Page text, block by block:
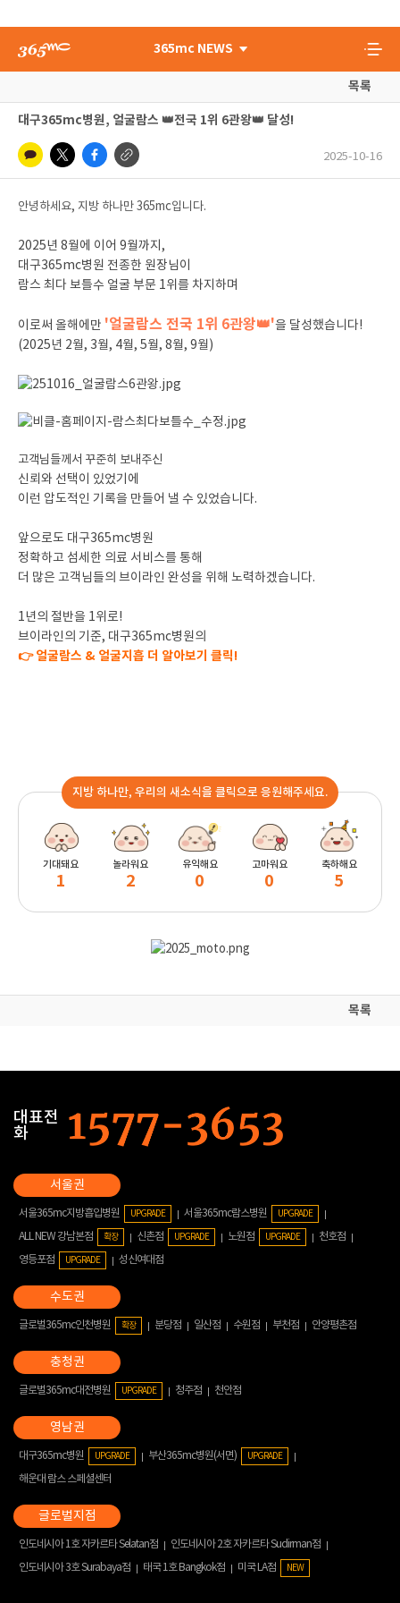
365mc NEWS
목록
대구365mc병원, 얼굴람스 👑전국 1위 6관왕👑 달성!
2025-10-16
안녕하세요, 지방 하나만 365mc입니다.
2025년 8월에 이어 9월까지,
대구365mc병원 전종한 원장님이
람스 최다 보틀수 얼굴 부문 1위를 차지하며
이로써 올해에만 '얼굴람스 전국 1위 6관왕👑'을 달성했습니다!
(2025년 2월, 3월, 4월, 5월, 8월, 9월)
고객님들께서 꾸준히 보내주신
신뢰와 선택이 있었기에
이런 압도적인 기록을 만들어 낼 수 있었습니다.
앞으로도 대구365mc병원
정확하고 섬세한 의료 서비스를 통해
더 많은 고객님들의 브이라인 완성을 위해 노력하겠습니다.
1년의 절반을 1위로!
브이라인의 기준, 대구365mc병원의
👉 얼굴람스 & 얼굴지흡 더 알아보기 클릭!
지방 하나만, 우리의 새소식을 클릭으로 응원해주세요.
기대돼요
1
놀라워요
2
유익해요
0
고마워요
0
축하해요
5
목록
대표전
화
서울365mc지방흡입병원 UPGRADE 서울365mc람스병원 UPGRADE
ALL NEW 강남본점 확장 신촌점 UPGRADE 노원점 UPGRADE
천호점
영등포점
UPGRADE 성신여대점
글로벌365mc인천병원 확장 분당점 일산점 수원점 부천점 안양평촌점
글로벌365mc대전병원 UPGRADE 청주점 천안점
대구365mc병원 UPGRADE 부산365mc병원(서면) UPGRADE
해운대 람스 스페셜센터
인도네시아 1호 자카르타 Selatan점
인도네시아 2호 자카르타 Sudirman점
인도네시아 3호 Surabaya점
태국 1호 Bangkok점 미국 LA점 NEW